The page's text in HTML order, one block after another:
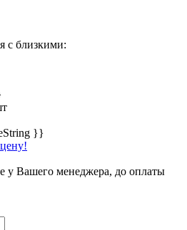
с близкими:
}}
у Вашего менеджера, до оплаты